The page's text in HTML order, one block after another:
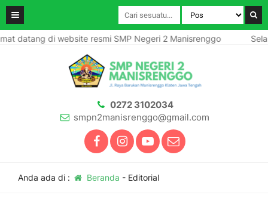
datang di website resmi SMP Negeri 2 Manisrenggo
0272 3102034
smpn2manisrenggo@gmail.com
Anda ada di : Beranda - Editorial